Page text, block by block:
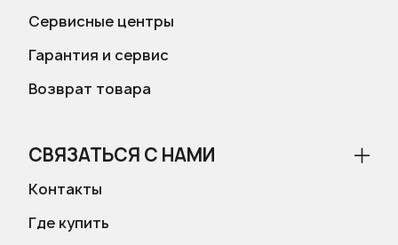
Сервисные центры
Гарантия и сервис
Возврат товара
СВЯЗАТЬСЯ С НАМИ
Контакты
Где купить